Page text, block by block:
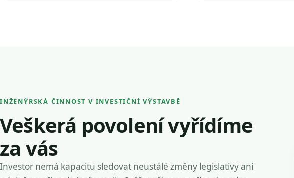
INŽENÝRSKÁ ČINNOST V INVESTIČNÍ VÝSTAVBĚ
Veškerá povolení vyřídíme
za vás
Investor nemá kapacitu sledovat neustálé změny legislativy ani